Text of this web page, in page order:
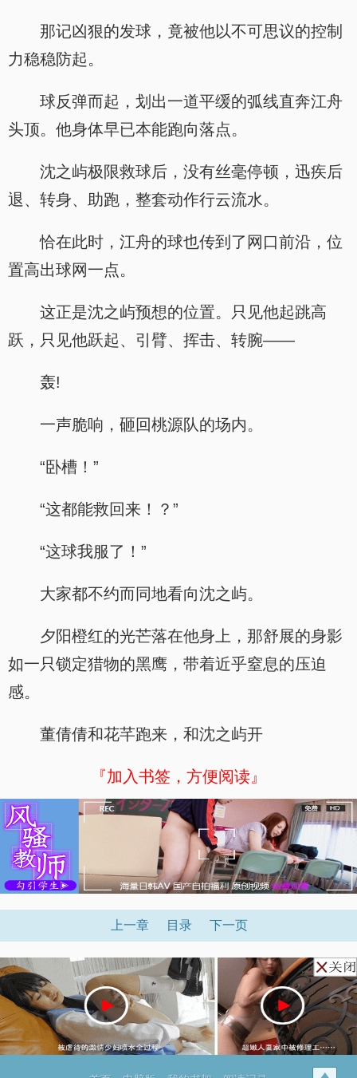
那记凶狠的发球，竟被他以不可思议的控制
力稳稳防起。
球反弹而起，划出一道平缓的弧线直奔江舟
头顶。他身体早已本能跑向落点。
沈之屿极限救球后，没有丝毫停顿，迅疾后
退、转身、助跑，整套动作行云流水。
恰在此时，江舟的球也传到了网口前沿，位
置高出球网一点。
这正是沈之屿预想的位置。只见他起跳高
跃，只见他跃起、引臂、挥击、转腕——
轰!
一声脆响，砸回桃源队的场内。
“卧槽！”
“这都能救回来！？”
“这球我服了！”
大家都不约而同地看向沈之屿。
夕阳橙红的光芒落在他身上，那舒展的身影
如一只锁定猎物的黑鹰，带着近乎窒息的压迫
感。
董倩倩和花芊跑来，和沈之屿开
『加入书签，方便阅读』
上一章 目录 下一页